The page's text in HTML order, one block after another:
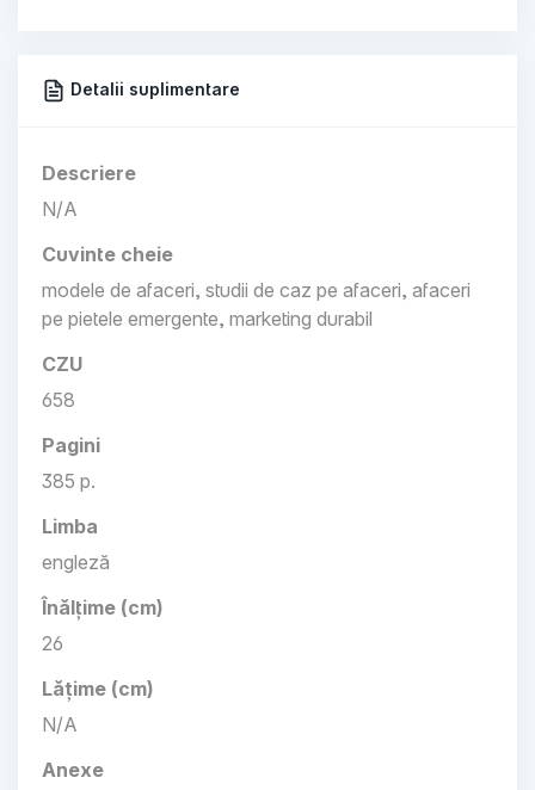
Detalii suplimentare
Descriere
N/A
Cuvinte cheie
modele de afaceri, studii de caz pe afaceri, afaceri
pe pietele emergente, marketing durabil
CZU
658
Pagini
385 p.
Limba
engleză
Înălțime (cm)
26
Lățime (cm)
N/A
Anexe